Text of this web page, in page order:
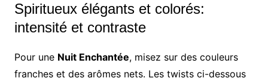
Spiritueux élégants et colorés:
intensité et contraste
Pour une Nuit Enchantée, misez sur des couleurs
franches et des arômes nets. Les twists ci-dessous